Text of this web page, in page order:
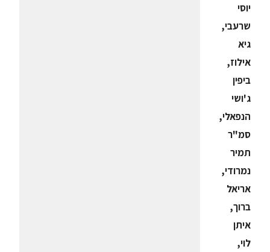
יוסי
שרעבי,
גיא
אילוז,
ביפין
ג'ושי
הנפאלי,
סמ"ר
תמיר
נמרודי,
אריאל
ברוך,
איתן
לוי,